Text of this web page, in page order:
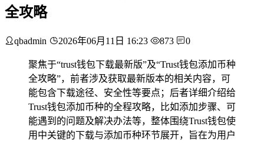
全攻略
qbadmin 2026年06月11日 16:23 873 0
聚焦于“trust钱包下载最新版”及“Trust钱包添加币种
全攻略”，前者涉及获取最新版本的相关内容，可
能包含下载途径、安全性等要点；后者详细介绍给
Trust钱包添加币种的全程攻略，比如添加步骤、可
能遇到的问题及解决办法等，整体围绕Trust钱包使
用中关键的下载与添加币种环节展开，旨在为用户